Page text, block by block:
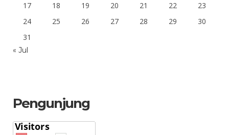
17
18 19 20 21 22
23
24
25 26 27 28 29
30
31
« Jul
Pengunjung